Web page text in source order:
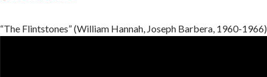
“The Flintstones” (William Hannah, Joseph Barbera, 1960-1966)